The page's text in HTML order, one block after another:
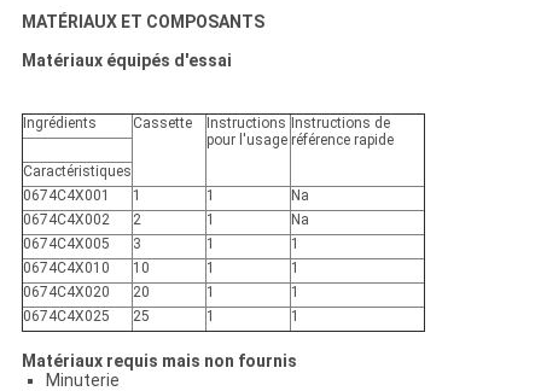
MATÉRIAUX ET COMPOSANTS
Matériaux équipés d'essai
Ingrédients Cassette
Instructions
pour l'usage
Instructions de
référencerapide
Caractéristiques
0674C4X001
1 1
Na
0674C4X002
2 1
Na
0674C4X005
3 1
1
0674C4X010
10 1
1
0674C4X020
20 1
1
0674C4X025
25 1 1
Matériaux requis mais non fournis
Minuterie